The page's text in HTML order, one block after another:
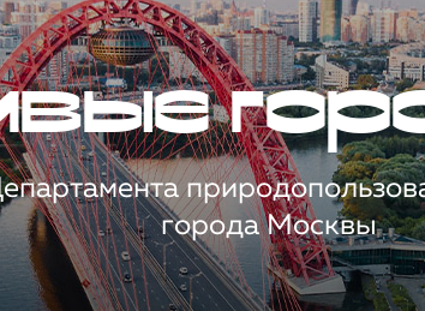
города Москвы